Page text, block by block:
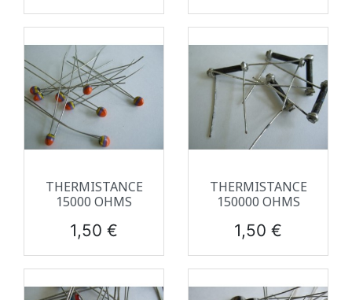
THERMISTANCE
15000 OHMS
Prix
1,50 €
THERMISTANCE
150000 OHMS
Prix
1,50 €